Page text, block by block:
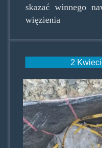
skazać winnego
więzienia
2